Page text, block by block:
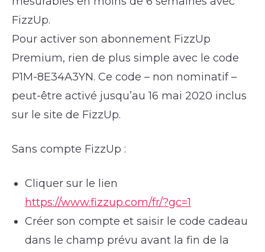
FizzUp.
Pour activer son abonnement FizzUp
Premium, rien de plus simple avec le code
P1M-8E34A3YN. Ce code – non nominatif –
peut-être activé jusqu’au 16 mai 2020 inclus
sur le site de FizzUp.
Sans compte FizzUp :
Cliquer sur le lien
https://www.fizzup.com/fr/?gc=1
Créer son compte et saisir le code cadeau
dans le champ prévu avant la fin de la